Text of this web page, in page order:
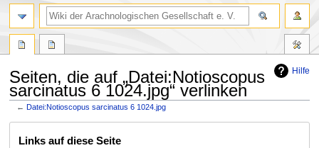
Hilfe
Seiten, die auf „Datei:Notioscopus
sarcinatus 6 1024.jpg“ verlinken
←Datei:Notioscopus sarcinatus 6 1024.jpg
Navigation
Suche
Links auf diese Seite